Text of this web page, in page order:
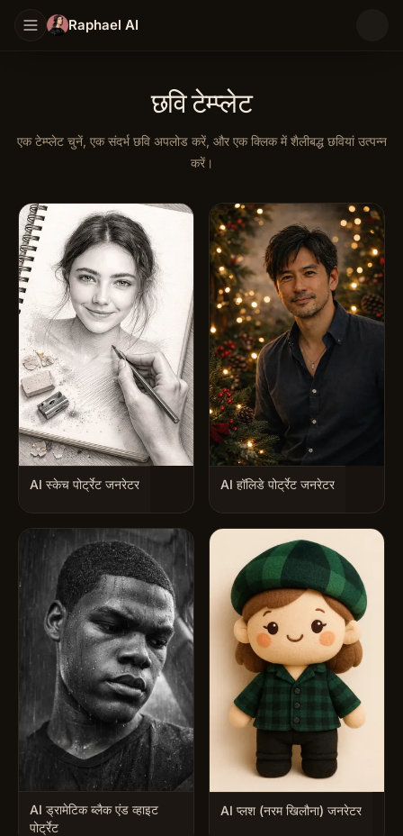
Raphael AI
छवि टेम्प्लेट
एक टेम्प्लेट चुनें, एक संदर्भ छवि अपलोड करें, और एक क्लिक में शैलीबद्ध छवियां उत्पन्न
करें।
AI स्केच पोर्ट्रेट जनरेटर AI हॉलिडे पोर्ट्रेट जनरेटर
AI ड्रामेटिक ब्लैक एंड व्हाइट
पोर्ट्रेट
AI प्लश (नरम खिलौना) जनरेटर